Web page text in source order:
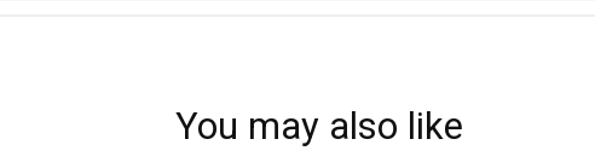
You may also like